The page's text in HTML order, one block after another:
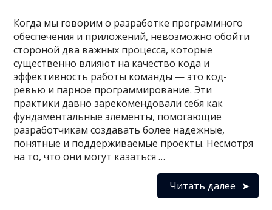
Когда мы говорим о разработке программного
обеспечения и приложений, невозможно обойти
стороной два важных процесса, которые
существенно влияют на качество кода и
эффективность работы команды — это код-
ревью и парное программирование. Эти
практики давно зарекомендовали себя как
фундаментальные элементы, помогающие
разработчикам создавать более надежные,
понятные и поддерживаемые проекты. Несмотря
на то, что они могут казаться …
Читать далее